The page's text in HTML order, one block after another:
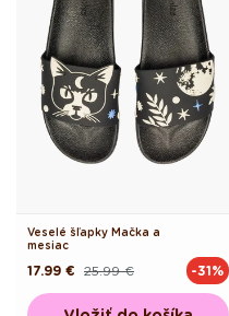
Veselé šľapky Mačka a
mesiac
Pôvodná25.99 €
Akciová
17.99 € -31%